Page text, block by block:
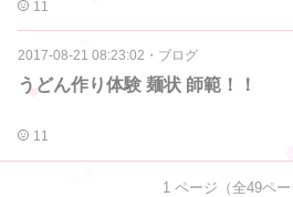
11
2017-08-21 08:23:02 ・ ブログ
うどん作り体験 麺状 師範！！
11
1ページ（全49ペー